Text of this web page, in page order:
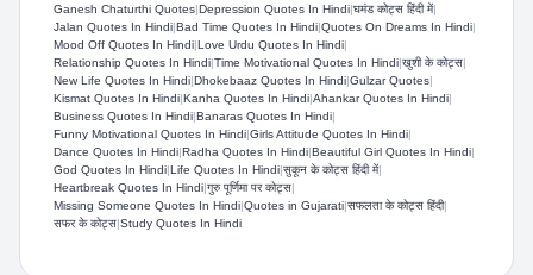
Ganesh Chaturthi Quotes|Depression Quotes In Hindi|घमंड कोट्स हिंदी में|
Jalan Quotes In Hindi|Bad Time Quotes In Hindi|Quotes On Dreams In Hindi|
Mood Off Quotes In Hindi|Love Urdu Quotes In Hindi​|
Relationship Quotes In Hindi|Time Motivational Quotes In Hindi|खुशी के कोट्स|
New Life Quotes In Hindi​|Dhokebaaz Quotes In Hindi|Gulzar Quotes|
Kismat Quotes In Hindi|Kanha Quotes In Hindi|Ahankar Quotes In Hindi|
Business Quotes In Hindi|Banaras Quotes In Hindi​|
Funny Motivational Quotes In Hindi|Girls Attitude Quotes In Hindi|
Dance Quotes In Hindi|Radha Quotes In Hindi|Beautiful Girl Quotes In Hindi|
God Quotes In Hindi|Life Quotes In Hindi|सुकून के कोट्स हिंदी में|
Heartbreak Quotes In Hindi|गुरु पूर्णिमा पर कोट्स|
Missing Someone Quotes In Hindi|Quotes in Gujarati|सफलता के कोट्स हिंदी|
सफर के कोट्स|Study Quotes In Hindi